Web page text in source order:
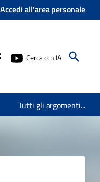
Accedi all'area personale
Cerca con IA
Tutti gli argomenti...